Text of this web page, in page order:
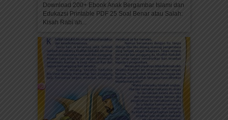
Download 200+ Ebook Anak Bergambar Islami dan
Edukazsi Printable PDF 25 Soal Benar atau Salah:
Kisah Rabi’ah...